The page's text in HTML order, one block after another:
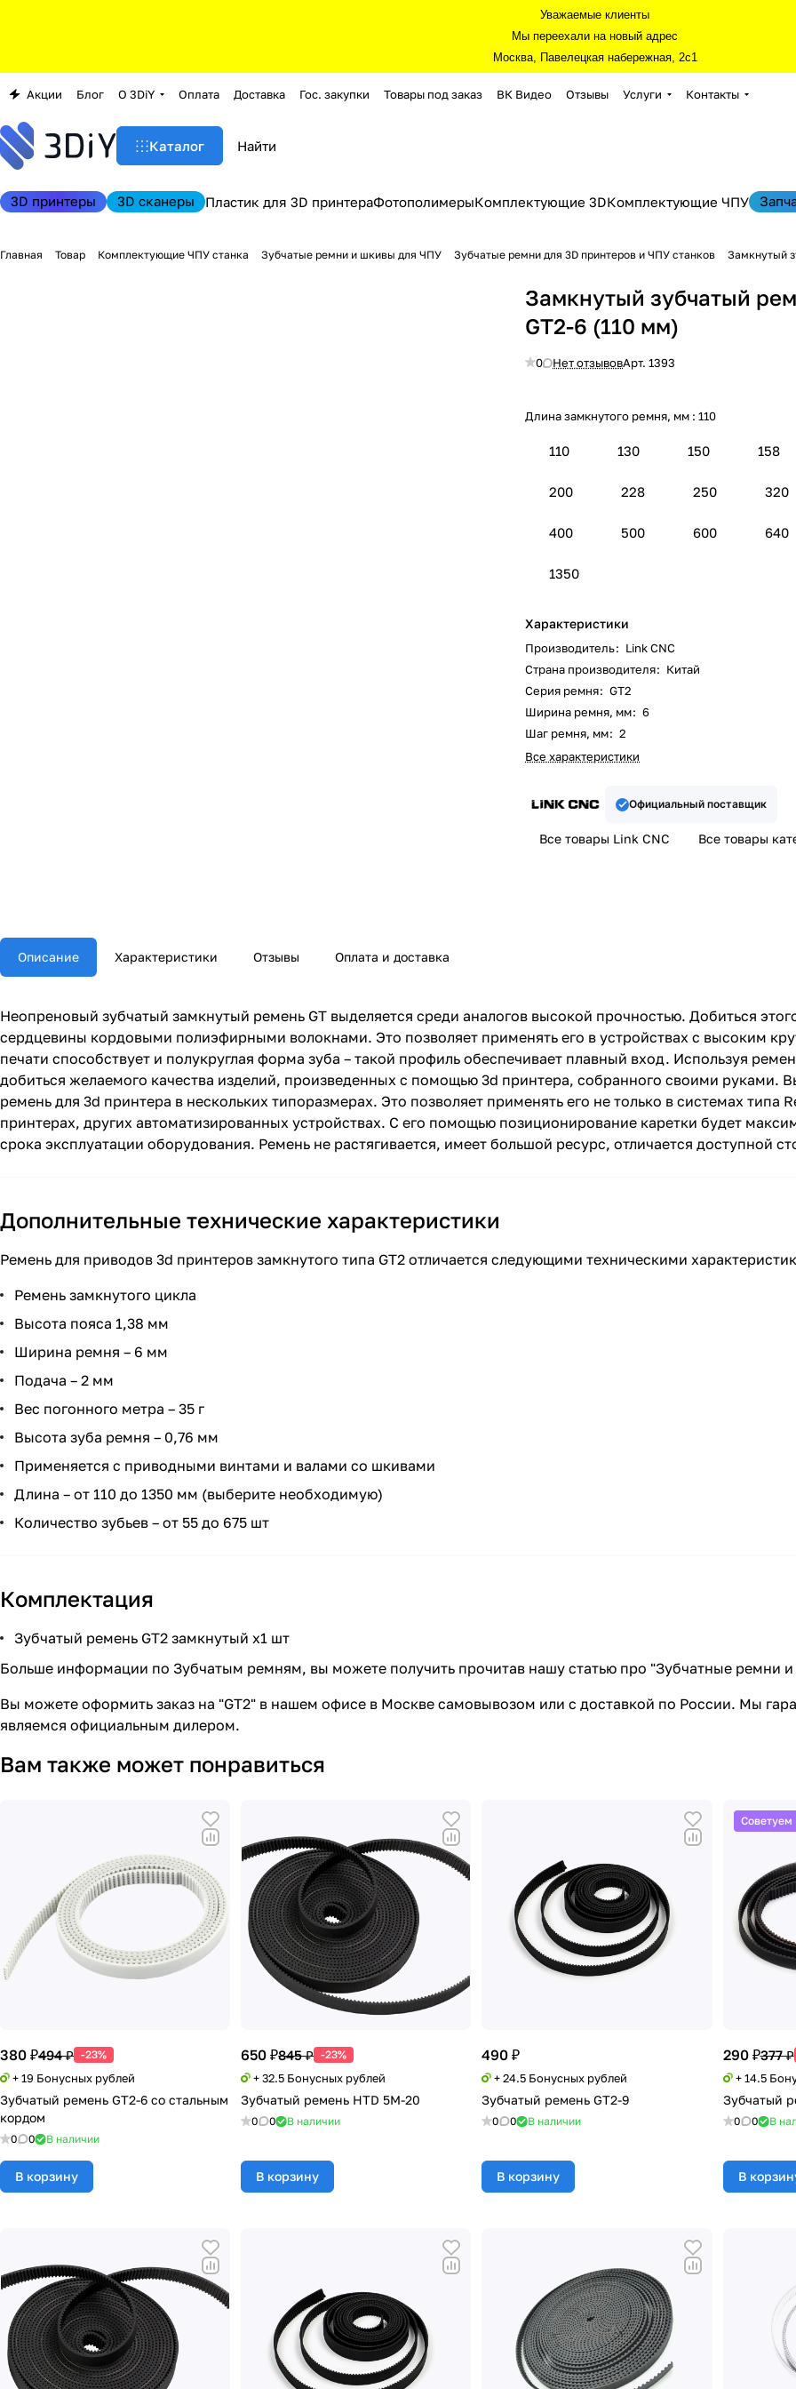
Уважаемые клиенты
Мы переехали на новый адрес
Москва, Павелецкая набережная, 2с1
Акции Блог О 3DiY Оплата Доставка Гос. закупки Товары под заказ ВК Видео Отзывы Услуги Контакты
Каталог
3D принтеры 3D сканеры Пластик для 3D принтераФотополимерыКомплектующие 3DКомплектующие ЧПУ
Главная Товар Комплектующие ЧПУ станка Зубчатые ремни и шкивы для ЧПУ Зубчатые ремни для 3D принтеров и ЧПУ станков Замкнутый
Замкнутый зубчатый
GT2-6 (110 мм)
0 Нет отзывовАрт.1393
Длина замкнутого ремня, мм :110
110 130 150 158
200 228 250 320
400 500 600 640
1350
Характеристики
Производитель: Link CNC
Страна производителя: Китай
Серия ремня: GT2
Ширина ремня, мм: 6
Шаг ремня, мм: 2
Все характеристики
Официальный поставщик
Все товары Link CNC Все товары
Описание Характеристики Отзывы Оплата и доставка
Неопреновый зубчатый замкнутый ремень GT выделяется среди аналогов высокой прочностью. Добиться
сердцевины кордовыми полиэфирными волокнами. Это позволяет применять его в устройствах с высоким
печати способствует и полукруглая форма зуба – такой профиль обеспечивает плавный вход. Используя
добиться желаемого качества изделий, произведенных с помощью 3d принтера, собранного своими руками.
ремень для 3d принтера в нескольких типоразмерах. Это позволяет применять его не только в системах типа
принтерах, других автоматизированных устройствах. С его помощью позиционирование каретки будет
срока эксплуатации оборудования. Ремень не растягивается, имеет большой ресурс, отличается доступной
Дополнительные технические характеристики
Ремень для приводов 3d принтеров замкнутого типа GT2 отличается следующими техническими
Ремень замкнутого цикла
Высота пояса 1,38 мм
Ширина ремня – 6 мм
Подача – 2 мм
Вес погонного метра – 35 г
Высота зуба ремня – 0,76 мм
Применяется с приводными винтами и валами со шкивами
Длина – от 110 до 1350 мм (выберите необходимую)
Количество зубьев – от 55 до 675 шт
Комплектация
Зубчатый ремень GT2 замкнутый x1 шт
Больше информации по Зубчатым ремням, вы можете получить прочитав нашу статью про "Зубчатные ремни
Вы можете оформить заказ на "GT2" в нашем офисе в Москве самовывозом или с доставкой по России. Мы
являемся официальным дилером.
Вам также может понравиться
380 ₽494 ₽ -23%
+ 19 Бонусных рублей
Зубчатый ремень GT2-6 со стальным
кордом
0 0 В наличии
В корзину
650 ₽845 ₽ -23%
+ 32.5 Бонусных рублей
Зубчатый ремень HTD 5M-20
0 0 В наличии
В корзину
490 ₽
+ 24.5 Бонусных рублей
Зубчатый ремень GT2-9
0 0 В наличии
В корзину
Советуем
290 ₽377 ₽
+ 14.5
Зубчатый
0 0 В
В